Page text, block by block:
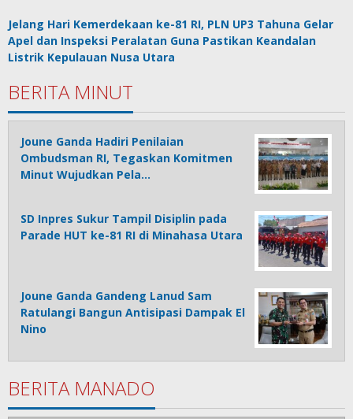
Jelang Hari Kemerdekaan ke-81 RI, PLN UP3 Tahuna Gelar
Apel dan Inspeksi Peralatan Guna Pastikan Keandalan
Listrik Kepulauan Nusa Utara
BERITA MINUT
Joune Ganda Hadiri Penilaian
Ombudsman RI, Tegaskan Komitmen
Minut Wujudkan Pela…
SD Inpres Sukur Tampil Disiplin pada
Parade HUT ke-81 RI di Minahasa Utara
Joune Ganda Gandeng Lanud Sam
Ratulangi Bangun Antisipasi Dampak El
Nino
BERITA MANADO